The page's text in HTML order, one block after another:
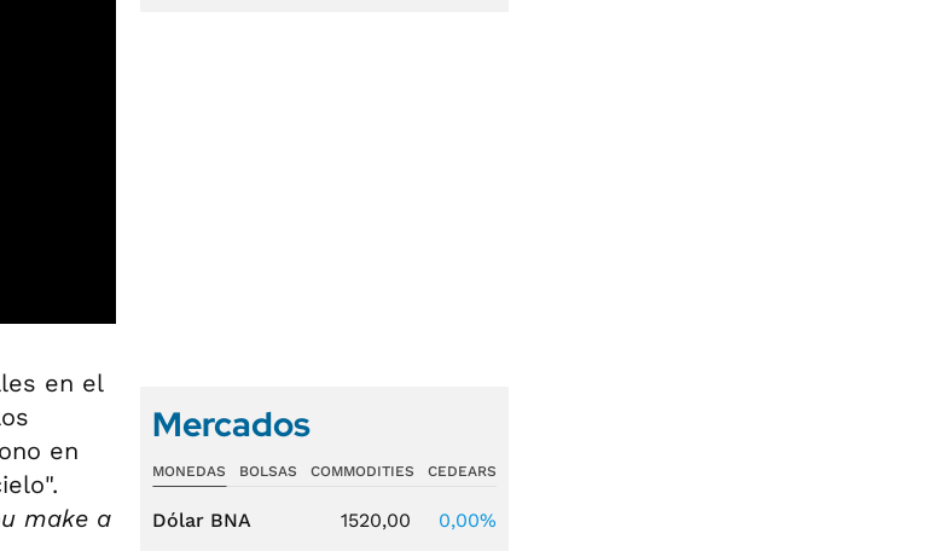
en el
en
make a
Mercados
MONEDAS BOLSAS COMMODITIES CEDEARS
Dólar BNA 1520,00
0,00%